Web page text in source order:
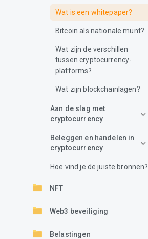
Wat is een whitepaper?
Bitcoin als nationale munt?
Wat zijn de verschillen
tussen cryptocurrency-
platforms?
Wat zijn blockchainlagen?
Aan de slag met
cryptocurrency
Beleggen en handelen in
cryptocurrency
Hoe vind je de juiste bronnen?
NFT
Web3 beveiliging
Belastingen